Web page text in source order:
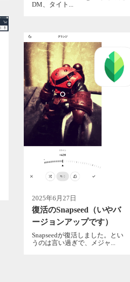
DM、タイト...
2025年6月27日
復活のSnapseed（いやバ
ージョンアップです）
Snapseedが復活しました。とい
うのは言い過ぎで、メジャ...